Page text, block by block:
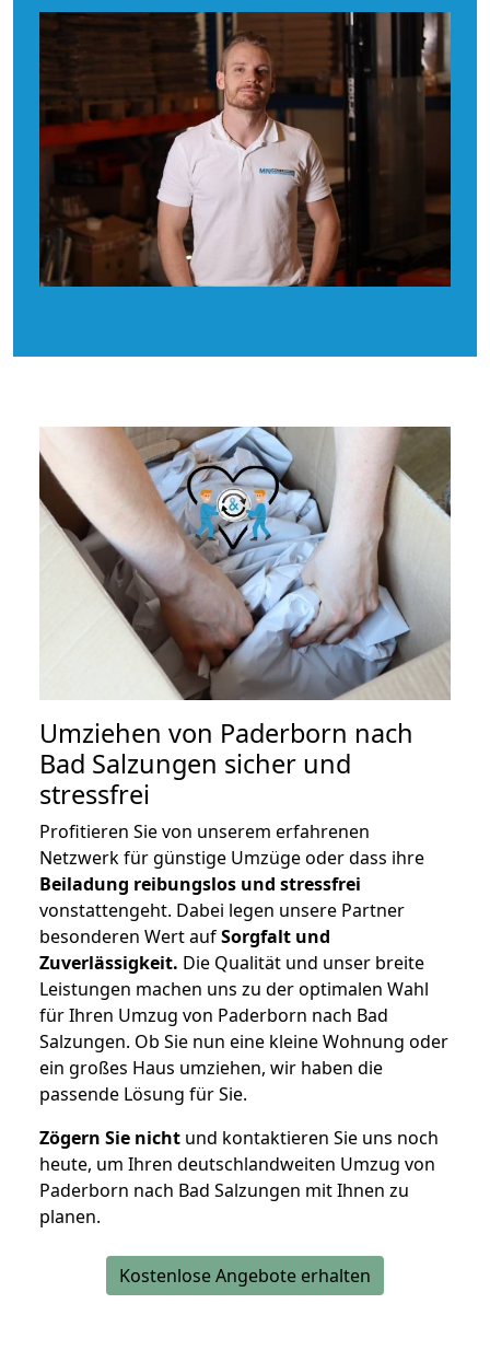
Umziehen von Paderborn nach
Bad Salzungen sicher und
stressfrei
Profitieren Sie von unserem erfahrenen
Netzwerk für günstige Umzüge oder dass ihre
Beiladung reibungslos und stressfrei
vonstattengeht. Dabei legen unsere Partner
besonderen Wert aufSorgfalt und
Zuverlässigkeit. Die Qualität und unser breite
Leistungen machen uns zu der optimalen Wahl
für Ihren Umzug von Paderborn nach Bad
Salzungen. Ob Sie nun eine kleine Wohnung oder
ein großes Haus umziehen, wir haben die
passende Lösung für Sie.
Zögern Sie nicht und kontaktieren Sie uns noch
heute, um Ihren deutschlandweiten Umzug von
Paderborn nach Bad Salzungen mit Ihnen zu
planen.
Kostenlose Angebote erhalten